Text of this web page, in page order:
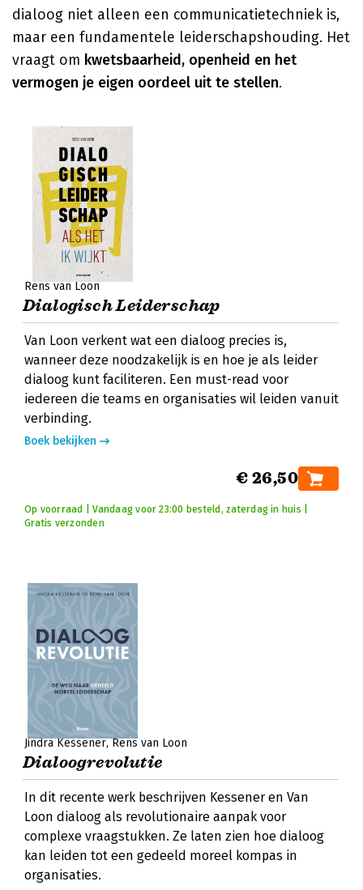
dialoog niet alleen een communicatietechniek is,
maar een fundamentele leiderschapshouding. Het
vraagt om kwetsbaarheid, openheid en het
vermogen je eigen oordeel uit te stellen.
Rens van Loon
Dialogisch Leiderschap
Van Loon verkent wat een dialoog precies is,
wanneer deze noodzakelijk is en hoe je als leider
dialoog kunt faciliteren. Een must-read voor
iedereen die teams en organisaties wil leiden vanuit
verbinding.
Boek bekijken
€ 26,50
Op voorraad | Vandaag voor 23:00 besteld, zaterdag in huis |
Gratis verzonden
Jindra Kessener Rens van Loon
Dialoogrevolutie
In dit recente werk beschrijven Kessener en Van
Loon dialoog als revolutionaire aanpak voor
complexe vraagstukken. Ze laten zien hoe dialoog
kan leiden tot een gedeeld moreel kompas in
organisaties.